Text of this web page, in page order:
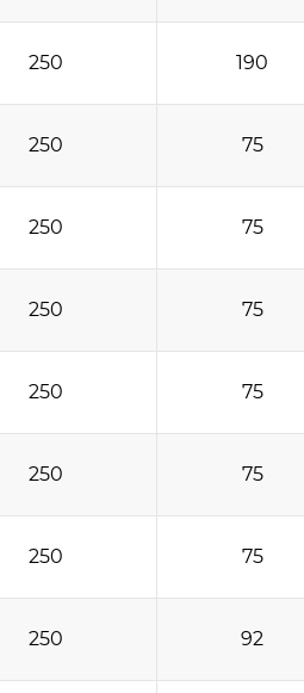
250 190
250 75
250 75
250 75
250 75
250 75
250 75
250 92